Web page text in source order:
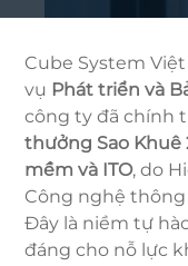
Cube System
vụ Phát triển và
công ty đã chính
thưởng Sao Khuê
mềm và ITO, do
Công nghệ thông
Đây là niềm tự
đáng cho nỗ lực